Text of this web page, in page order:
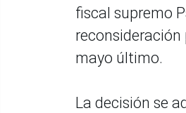
fiscal supremo
mayo último.
La decisión se